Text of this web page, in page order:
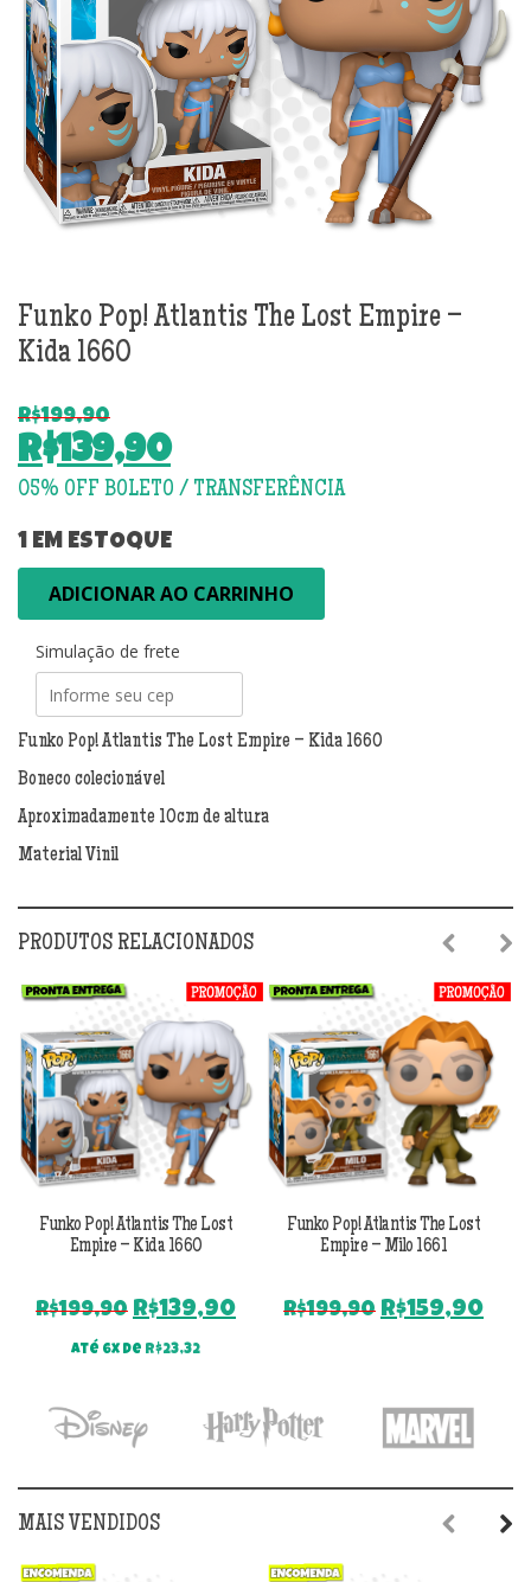
Funko Pop! Atlantis The Lost Empire –
Kida 1660
R$199,90
O
preço
era:
R$199,90.
R$139,90
O
atual
é:
R$139,90.
1 EM ESTOQUE
Pop!
The
Lost
Empire
-
1660
quantidade
ADICIONAR AO CARRINHO
Simulação de frete
Funko Pop! Atlantis The Lost Empire – Kida 1660
Boneco colecionável
Aproximadamente 10cm de altura
Material Vinil
PRODUTOS RELACIONADOS
Funko Pop! Atlantis The Lost
Empire – Kida 1660
R$199,90 O
preço
original
R$199,90.
R$139,90O
R$139,90.
Até 6x de R$23,32
Funko Pop! Atlantis The Lost
Empire – Milo 1661
R$199,90 O
R$199,90.
R$159,90O
Previous
Next
MAIS VENDIDOS